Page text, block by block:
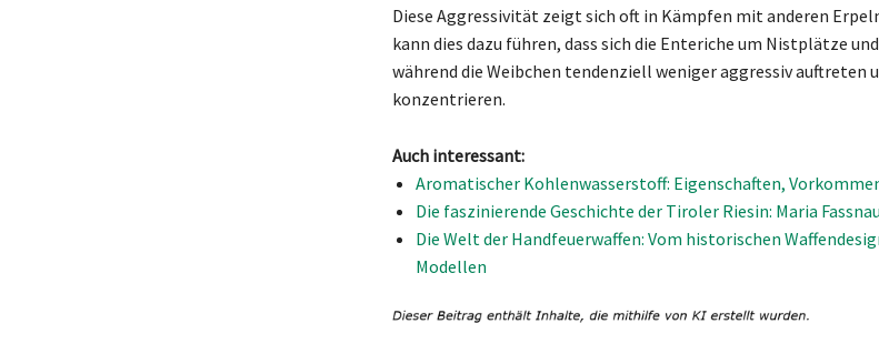
Diese Aggressivität zeigt sich oft in Kämpfen mit anderen
kann dies dazu führen, dass sich die Enteriche um Nistplätze
während die Weibchen tendenziell weniger aggressiv auftreten
konzentrieren.
Auch interessant:
Aromatischer Kohlenwasserstoff: Eigenschaften,
Die faszinierende Geschichte der Tiroler Riesin: Maria
Die Welt der Handfeuerwaffen: Vom historischen
Modellen